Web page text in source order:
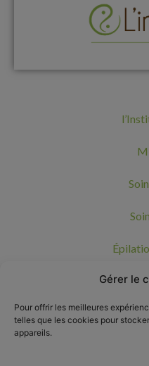
Gérer le
Pour offrir les meilleures
telles que les cookies pour
appareils.
Nos